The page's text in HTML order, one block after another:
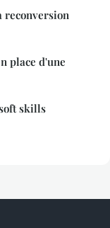
reconversion
place d'une
skills